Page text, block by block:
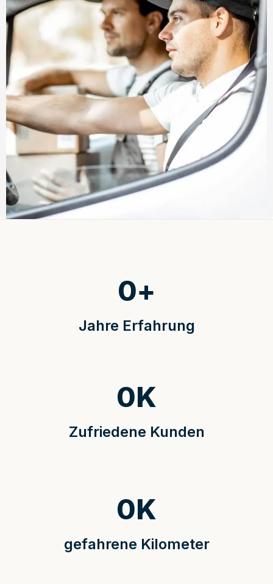
Jahre Erfahrung
0+
Zufriedene Kunden
0K
gefahrene Kilometer
0K